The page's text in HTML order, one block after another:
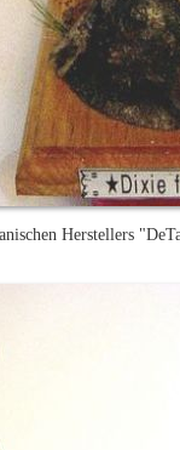
Herstellers